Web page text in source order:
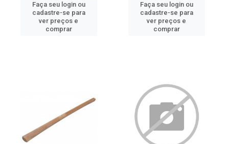
Faça seu login ou
cadastre-se para
ver preços e
comprar
Faça seu login ou
cadastre-se para
ver preços e
comprar